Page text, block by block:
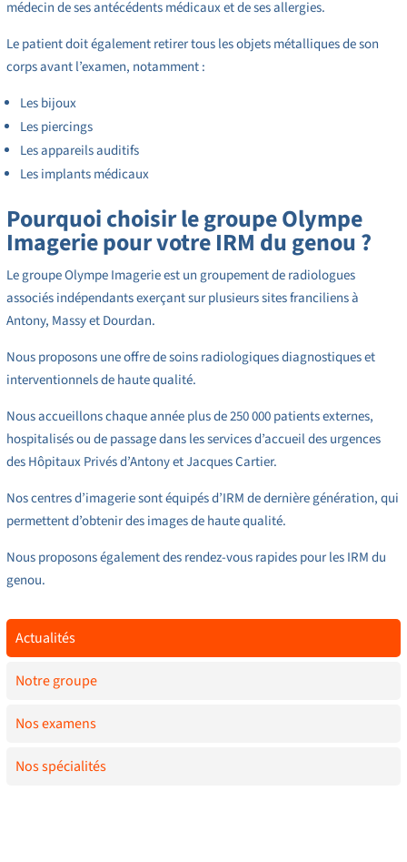
médecin de ses antécédents médicaux et de ses allergies.
Le patient doit également retirer tous les objets métalliques de son
corps avant l’examen, notamment :
Les bijoux
Les piercings
Les appareils auditifs
Les implants médicaux
Pourquoi choisir le groupe Olympe
Imagerie pour votre IRM du genou ?
Le groupe Olympe Imagerie est un groupement de radiologues
associés indépendants exerçant sur plusieurs sites franciliens à
Antony, Massy et Dourdan.
Nous proposons une offre de soins radiologiques diagnostiques et
interventionnels de haute qualité.
Nous accueillons chaque année plus de 250 000 patients externes,
hospitalisés ou de passage dans les services d’accueil des urgences
des Hôpitaux Privés d’Antony et Jacques Cartier.
Nos centres d’imagerie sont équipés d’IRM de dernière génération, qui
permettent d’obtenir des images de haute qualité.
Nous proposons également des rendez-vous rapides pour les IRM du
genou.
Actualités
Notre groupe
Nos examens
Nos spécialités